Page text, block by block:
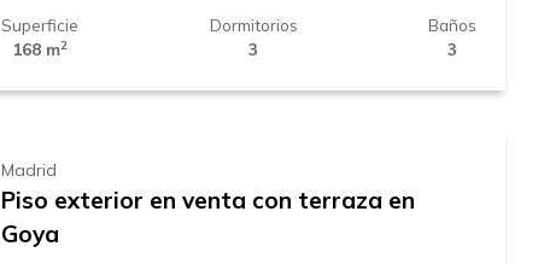
Superficie
168 m2
Dormitorios
3
Baños
3
2.359.000 €
Madrid
Piso exterior en venta con terraza en
Goya